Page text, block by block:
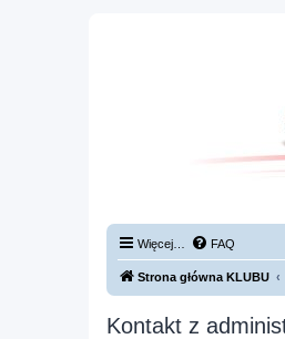
Więcej… FAQ
Strona główna KLUBU
Kontakt z